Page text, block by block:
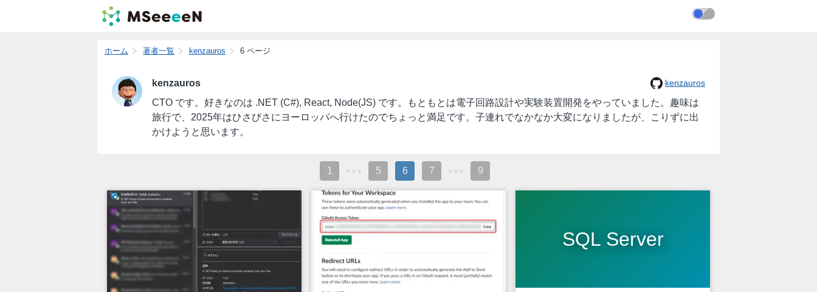
ホーム 著者一覧 kenzauros 6 ページ
kenzauros kenzauros
CTO です。好きなのは .NET (C#), React, Node(JS) です。もともとは電子回路設計や実験装置開発をやっていました。趣味は
旅行で、2025年はひさびさにヨーロッパへ行けたのでちょっと満足です。子連れでなかなか大変になりましたが、こりずに出
かけようと思います。
1 5 6 7 9
SQL Server